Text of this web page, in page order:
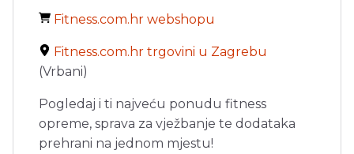
Fitness.com.hr webshopu
Fitness.com.hr trgovini u Zagrebu
(Vrbani)
Pogledaj i ti najveću ponudu fitness
opreme, sprava za vježbanje te dodataka
prehrani na jednom mjestu!